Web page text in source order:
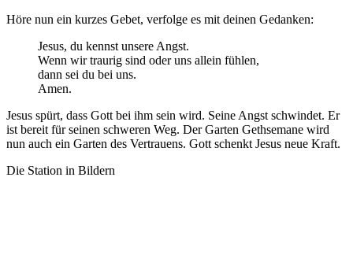
Höre nun ein kurzes Gebet, verfolge es mit deinen Gedanken:
Jesus, du kennst unsere Angst.
Wenn wir traurig sind oder uns allein fühlen,
dann sei du bei uns.
Amen.
Jesus spürt, dass Gott bei ihm sein wird. Seine Angst schwindet. Er
ist bereit für seinen schweren Weg. Der Garten Gethsemane wird
nun auch ein Garten des Vertrauens. Gott schenkt Jesus neue Kraft.
Die Station in Bildern